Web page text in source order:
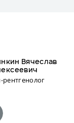
Вячеслав
рентгенолог